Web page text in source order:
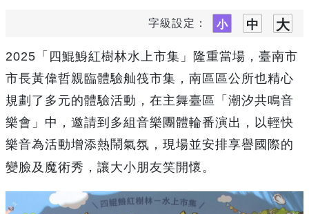
字級設定：
2025「四鯤鯓紅樹林水上市集」隆重當場，臺南市
市長黃偉哲親臨體驗舢筏市集，南區區公所也精心
規劃了多元的體驗活動，在主舞臺區「潮汐共鳴音
樂會」中，邀請到多組音樂團體輪番演出，以輕快
樂音為活動增添熱鬧氣氛，現場並安排享譽國際的
變臉及魔術秀，讓大小朋友笑開懷。